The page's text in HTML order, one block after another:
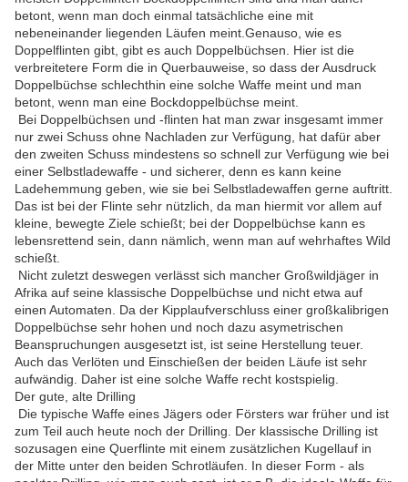
betont, wenn man doch einmal tatsächliche eine mit
nebeneinander liegenden Läufen meint.Genauso, wie es
Doppelflinten gibt, gibt es auch Doppelbüchsen. Hier ist die
verbreitetere Form die in Querbauweise, so dass der Ausdruck
Doppelbüchse schlechthin eine solche Waffe meint und man
betont, wenn man eine Bockdoppelbüchse meint.
Bei Doppelbüchsen und -flinten hat man zwar insgesamt immer
nur zwei Schuss ohne Nachladen zur Verfügung, hat dafür aber
den zweiten Schuss mindestens so schnell zur Verfügung wie bei
einer Selbstladewaffe - und sicherer, denn es kann keine
Ladehemmung geben, wie sie bei Selbstladewaffen gerne auftritt.
Das ist bei der Flinte sehr nützlich, da man hiermit vor allem auf
kleine, bewegte Ziele schießt; bei der Doppelbüchse kann es
lebensrettend sein, dann nämlich, wenn man auf wehrhaftes Wild
schießt.
Nicht zuletzt deswegen verlässt sich mancher Großwildjäger in
Afrika auf seine klassische Doppelbüchse und nicht etwa auf
einen Automaten. Da der Kipplaufverschluss einer großkalibrigen
Doppelbüchse sehr hohen und noch dazu asymetrischen
Beanspruchungen ausgesetzt ist, ist seine Herstellung teuer.
Auch das Verlöten und Einschießen der beiden Läufe ist sehr
aufwändig. Daher ist eine solche Waffe recht kostspielig.
Der gute, alte Drilling
Die typische Waffe eines Jägers oder Försters war früher und ist
zum Teil auch heute noch der Drilling. Der klassische Drilling ist
sozusagen eine Querflinte mit einem zusätzlichen Kugellauf in
der Mitte unter den beiden Schrotläufen. In dieser Form - als